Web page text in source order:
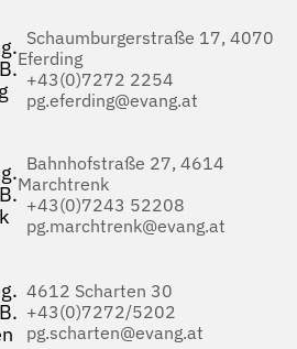
Schaumburgerstraße 17, 4070
Eferding
+43(0)7272 2254
pg.eferding@evang.at
Bahnhofstraße 27, 4614
Marchtrenk
+43(0)7243 52208
pg.marchtrenk@evang.at
4612 Scharten 30
+43(0)7272/5202
pg.scharten@evang.at